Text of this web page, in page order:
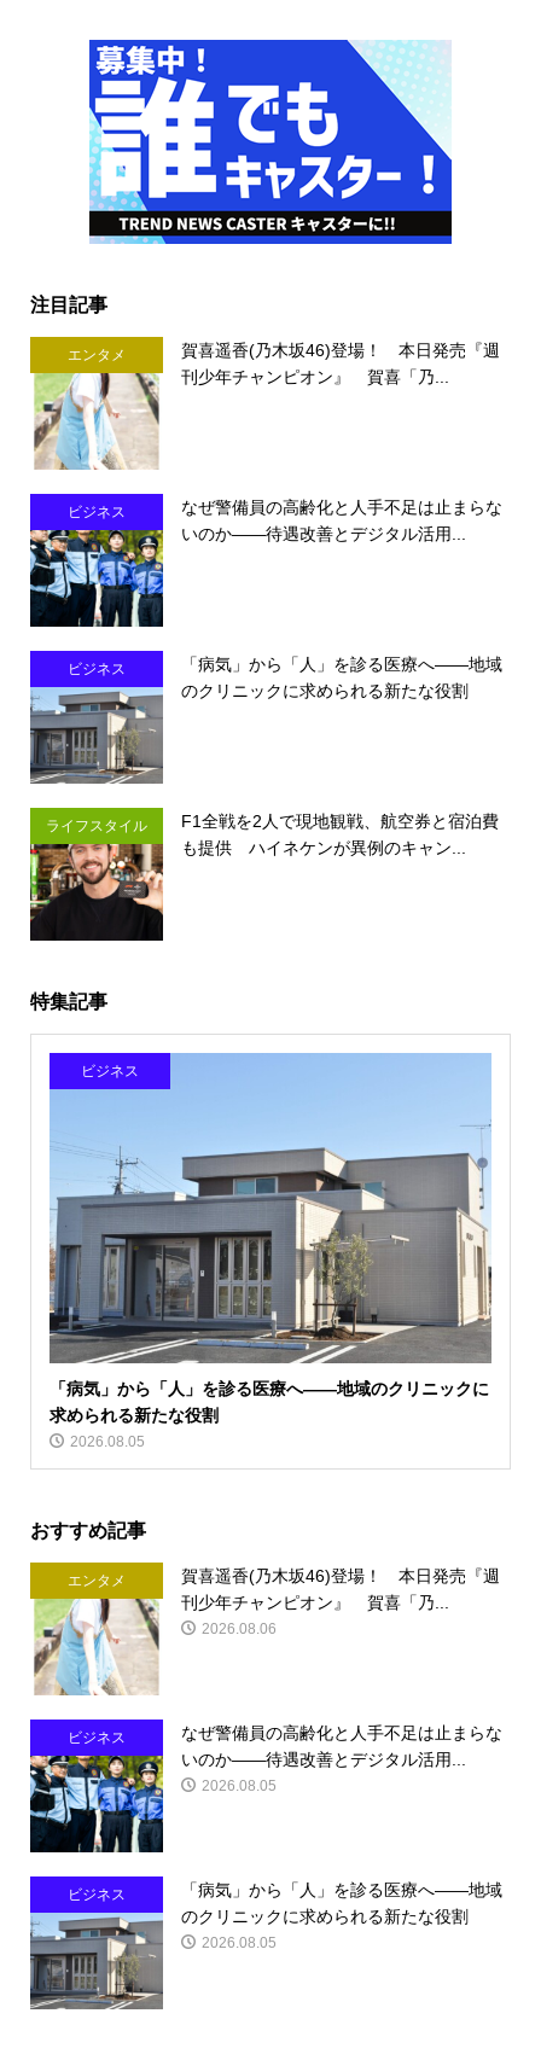
注目記事
エンタメ
賀喜遥香(乃木坂46)登場！ 本日発売『週
刊少年チャンピオン』 賀喜「乃...
ビジネス
なぜ警備員の高齢化と人手不足は止まらな
いのか――待遇改善とデジタル活用...
ビジネス
「病気」から「人」を診る医療へ――地域
のクリニックに求められる新たな役割
ライフスタイル
F1全戦を2人で現地観戦、航空券と宿泊費
も提供 ハイネケンが異例のキャン...
特集記事
ビジネス
「病気」から「人」を診る医療へ――地域のクリニックに
求められる新たな役割
2026.08.05
おすすめ記事
エンタメ
賀喜遥香(乃木坂46)登場！ 本日発売『週
刊少年チャンピオン』 賀喜「乃...
2026.08.06
ビジネス
なぜ警備員の高齢化と人手不足は止まらな
いのか――待遇改善とデジタル活用...
2026.08.05
ビジネス
「病気」から「人」を診る医療へ――地域
のクリニックに求められる新たな役割
2026.08.05